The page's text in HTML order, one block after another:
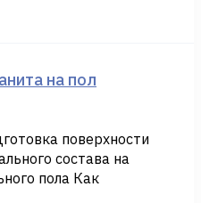
на пол
поверхности
состава на
пола Как